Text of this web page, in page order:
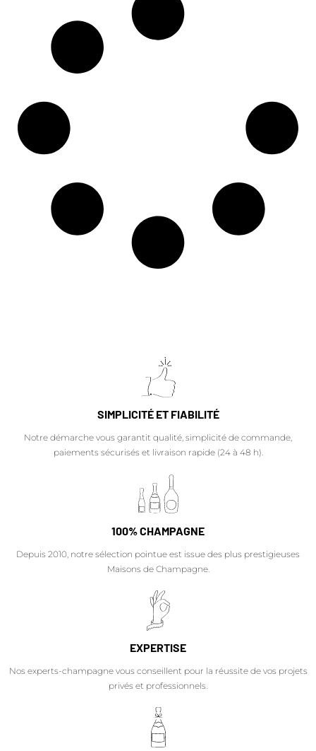
SIMPLICITÉ ET FIABILITÉ
Notre démarche vous garantit qualité, simplicité de commande,
paiements sécurisés et livraison rapide (24 à 48 h).
100% CHAMPAGNE
Depuis 2010, notre sélection pointue est issue des plus prestigieuses
Maisons de Champagne.
EXPERTISE
Nos experts-champagne vous conseillent pour la réussite de vos projets
privés et professionnels.